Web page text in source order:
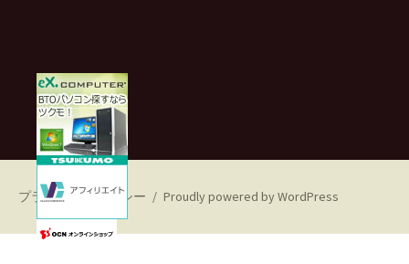
プライバシーポリシー Proudly powered by WordPress